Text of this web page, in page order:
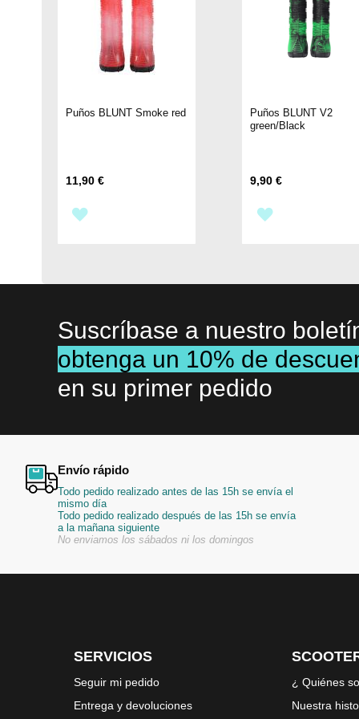
Puños BLUNT Smoke red
11,90 €
DE
DESEOS
Puños BLUNT V2
green/Black
9,90 €
DE
DESEOS
Suscríbase a nuestro
obtenga un 10% de
en su primer pedido
Envío rápido
Todo pedido realizado antes de las 15h se envía el
mismo día
Todo pedido realizado después de las 15h se envía
a la mañana siguiente
No enviamos los sábados ni los domingos
SERVICIOS
Seguir mi pedido
Entrega y devoluciones
¿ Quiénes
Nuestra